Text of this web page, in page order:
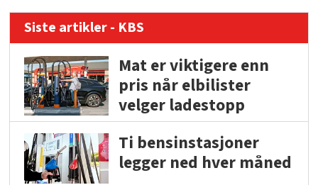
Siste artikler - KBS
Mat er viktigere enn
pris når elbilister
velger ladestopp
Ti bensinstasjoner
legger ned hver måned